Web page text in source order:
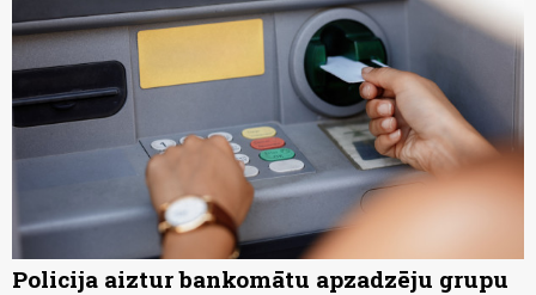
Policija aiztur bankomātu apzadzēju grupu